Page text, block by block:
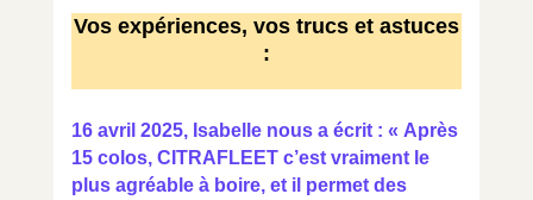
Vos expériences, vos trucs et astuces
:
16 avril 2025, Isabelle nous a écrit : « Après
15 colos, CITRAFLEET c’est vraiment le
plus agréable à boire, et il permet des